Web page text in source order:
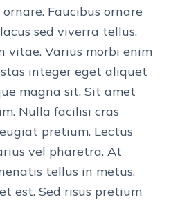
Faucibus ornare
sed viverra tellus.
vitae. Varius morbi enim
integer eget aliquet
magna sit. Sit amet
Nulla facilisi cras
pretium. Lectus
vel pharetra. At
tellus in metus.
est. Sed risus pretium